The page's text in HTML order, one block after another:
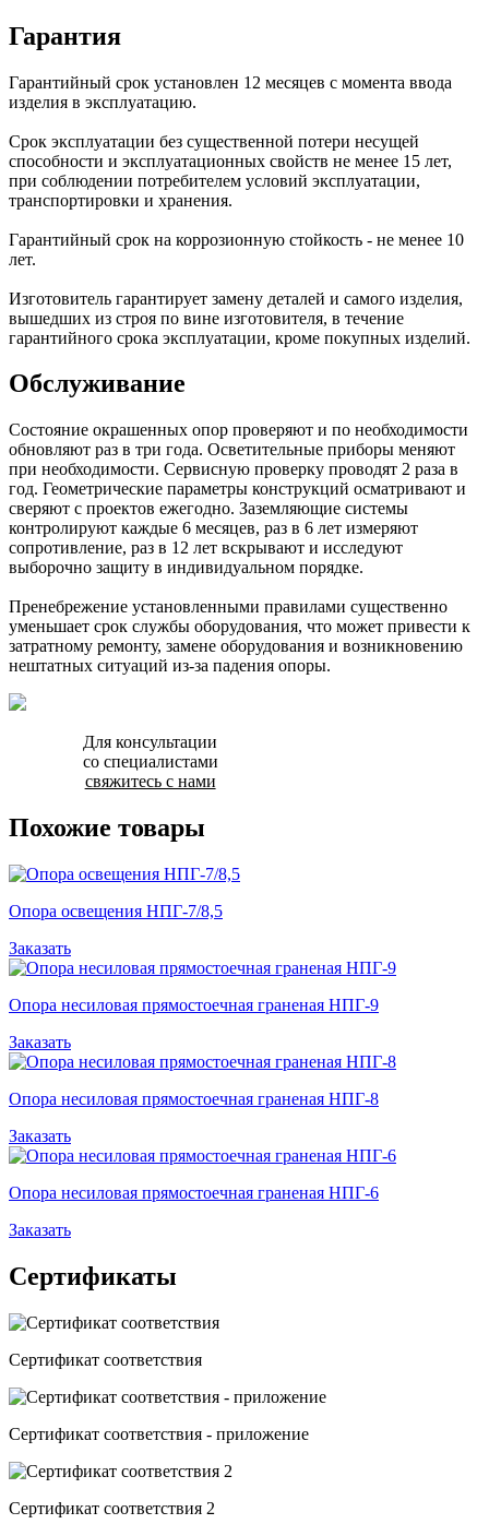
Гарантия
Гарантийный срок установлен 12 месяцев с момента ввода
изделия в эксплуатацию.
Срок эксплуатации без существенной потери несущей
способности и эксплуатационных свойств не менее 15 лет,
при соблюдении потребителем условий эксплуатации,
транспортировки и хранения.
Гарантийный срок на коррозионную стойкость - не менее 10
лет.
Изготовитель гарантирует замену деталей и самого изделия,
вышедших из строя по вине изготовителя, в течение
гарантийного срока эксплуатации, кроме покупных изделий.
Обслуживание
Состояние окрашенных опор проверяют и по необходимости
обновляют раз в три года. Осветительные приборы меняют
при необходимости. Сервисную проверку проводят 2 раза в
год. Геометрические параметры конструкций осматривают и
сверяют с проектов ежегодно. Заземляющие системы
контролируют каждые 6 месяцев, раз в 6 лет измеряют
сопротивление, раз в 12 лет вскрывают и исследуют
выборочно защиту в индивидуальном порядке.
Пренебрежение установленными правилами существенно
уменьшает срок службы оборудования, что может привести к
затратному ремонту, замене оборудования и возникновению
нештатных ситуаций из-за падения опоры.
Для консультации
со специалистами
свяжитесь с нами
Похожие товары
Опора освещения НПГ-7/8,5
Заказать
Опора несиловая прямостоечная граненая НПГ-9
Заказать
Опора несиловая прямостоечная граненая НПГ-8
Заказать
Опора несиловая прямостоечная граненая НПГ-6
Заказать
Сертификаты
Сертификат соответствия
Сертификат соответствия - приложение
Сертификат соответствия 2